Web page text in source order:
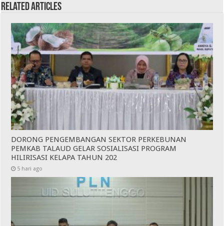
Related Articles
DORONG PENGEMBANGAN SEKTOR PERKEBUNAN
PEMKAB TALAUD GELAR SOSIALISASI PROGRAM
HILIRISASI KELAPA TAHUN 202
5 hari ago